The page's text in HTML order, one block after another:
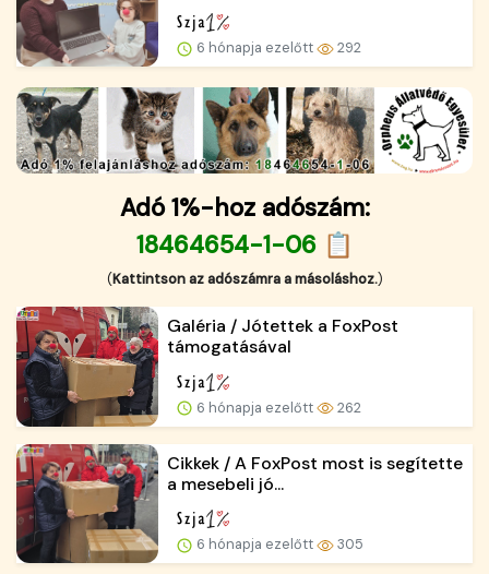
6 hónapja ezelőtt 292
Adó 1%-hoz adószám:
18464654-1-06 📋
(Kattintson az adószámra a másoláshoz.)
Galéria / Jótettek a FoxPost
támogatásával
6 hónapja ezelőtt 262
Cikkek / A FoxPost most is segítette
a mesebeli jó...
6 hónapja ezelőtt 305